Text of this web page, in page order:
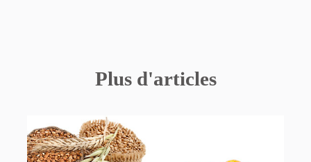
Plus d'articles